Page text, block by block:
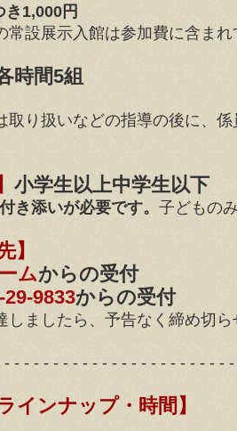
き1,000円
設展示入館は参加費に含まれ
時間5組
り扱いなどの指導の後に、
小学生以上中学生以下
き添いが必要です。 子どもの
】
ムからの受付
29-9833からの受付
ましたら、予告なく締め切
- - - - - - - - - - - - - - - - - - - - - -
インナップ・時間】